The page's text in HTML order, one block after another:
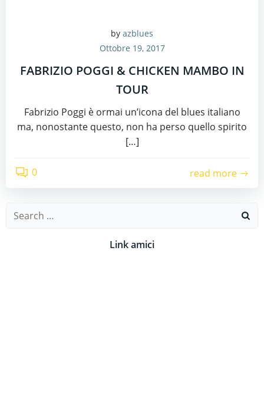
by azblues
Ottobre 19, 2017
FABRIZIO POGGI & CHICKEN MAMBO IN
TOUR
Fabrizio Poggi è ormai un’icona del blues italiano
ma, nonostante questo, non ha perso quello spirito
[…]
0 read more
Search
Link amici